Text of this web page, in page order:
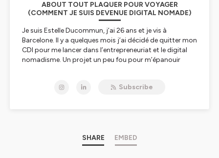
ABOUT TOUT PLAQUER POUR VOYAGER
(COMMENT JE SUIS DEVENUE DIGITAL NOMADE)
Je suis Estelle Ducommun, j’ai 26 ans et je vis à
Barcelone. Il y a quelques mois j’ai décidé de quitter mon
CDI pour me lancer dans l’entrepreneuriat et le digital
nomadisme. Un projet un peu fou pour m’épanouir
Un podcast sur la vraie vie de freelance et de nomade
Subscribe
SHARE EMBED